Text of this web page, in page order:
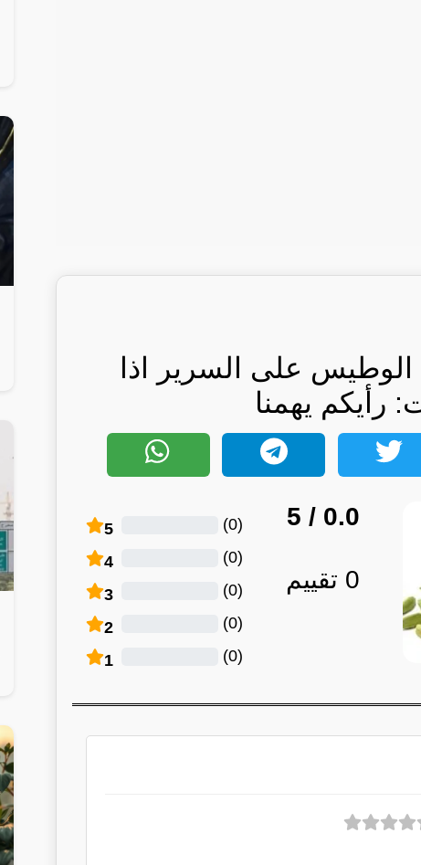
على السرير اذا
رأيكم يهمنا
0.0
/ 5
0 تقييم
5 (
0
)
4 (
0
)
3 (
0
)
2 (
0
)
1 (
0
)